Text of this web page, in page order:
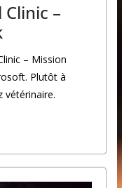
Clinic –
– Mission
Plutôt à
vétérinaire.